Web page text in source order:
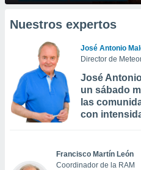
Nuestros expertos
José Antonio
Director de
José
un sábado
las
con
Francisco Martín León
Coordinador de la RAM